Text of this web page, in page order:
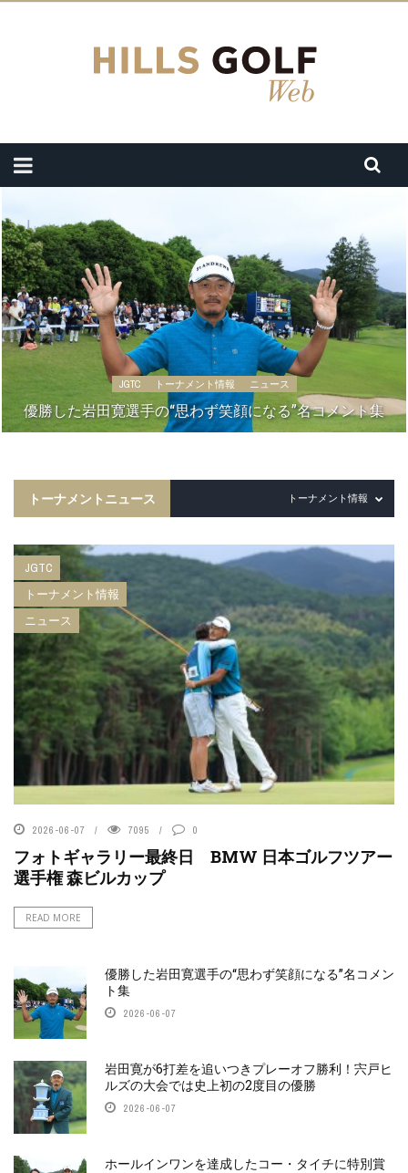
JGTC トーナメント情報 ニュース
優勝した岩田寛選手の“思わず笑顔になる”名コメント集
トーナメントニュース トーナメント情報
JGTC
トーナメント情報
ニュース
2026-06-07 7095 0
フォトギャラリー最終日 BMW 日本ゴルフツアー
選手権 森ビルカップ
READ MORE
優勝した岩田寛選手の“思わず笑顔になる”名コメン
ト集
2026-06-07
岩田寛が6打差を追いつきプレーオフ勝利！宍戸ヒ
ルズの大会では史上初の2度目の優勝
2026-06-07
ホールインワンを達成したコー・タイチに特別賞